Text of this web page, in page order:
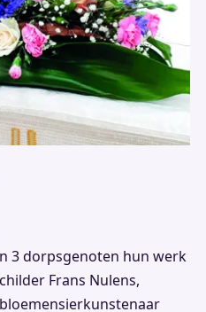
3 dorpsgenoten hun werk
Frans Nulens,